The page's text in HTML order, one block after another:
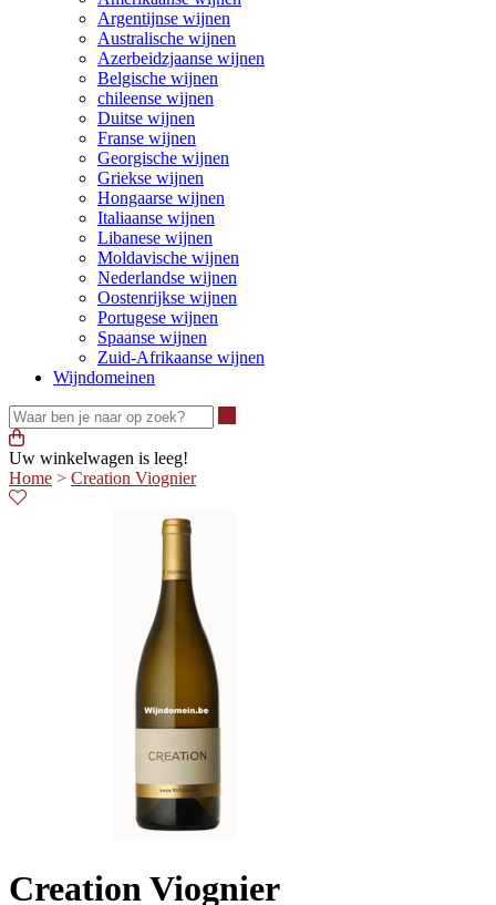
Argentijnse wijnen
Australische wijnen
Azerbeidzjaanse wijnen
Belgische wijnen
chileense wijnen
Duitse wijnen
Franse wijnen
Georgische wijnen
Griekse wijnen
Hongaarse wijnen
Italiaanse wijnen
Libanese wijnen
Moldavische wijnen
Nederlandse wijnen
Oostenrijkse wijnen
Portugese wijnen
Spaanse wijnen
Zuid-Afrikaanse wijnen
Wijndomeinen
Uw winkelwagen is leeg!
Home > Creation Viognier
Creation Viognier